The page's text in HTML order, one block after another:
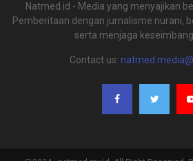
Natmed.id - Media yang menyajikan
Pemberitaan dengan jurnalisme nurani,
serta menjaga
Contact us: